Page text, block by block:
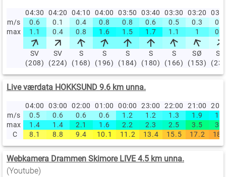
04:30 04:20 04:10 04:00 03:50 03:40 03:30 03:20
m/s
0.6 0.1 0.4 0.8 0.8 0.6 0.5 0.3
0.2
max
1.1 0.4 0.8 1.6 1.5 1.7 1.1 1 0.8
SV
(208)
SV
(224)
S
(168)
S
(196)
S
(184)
S
(180)
S
(166)
SØ
(153)
SV
Live værdata HOKKSUND 9.6 km unna.
04:00 03:00 02:00 01:00 00:00 23:00 22:00 21:00
m/s
0.5 0.6 0.6 0.6 1.2 1.2 1.3 1.9
1.7
max
1.4 1.4 2.1 1.6 2.2 2.3 2.5 3.5
3.3
C
8.1 8.8 9.4 10.1 11.2 13.4 15.5 17.2
Webkamera Drammen Skimore LIVE 4.5 km unna.
(Youtube)